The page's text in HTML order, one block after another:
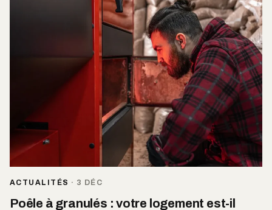
ACTUALITÉS · 3 DÉC
Poêle à granulés : votre logement est-il